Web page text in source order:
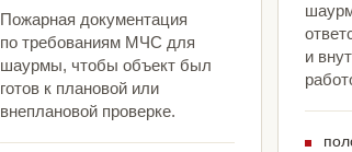
Пожарная документация
по требованиям МЧС для
шаурмы, чтобы объект был
готов к плановой или
внеплановой проверке.
и